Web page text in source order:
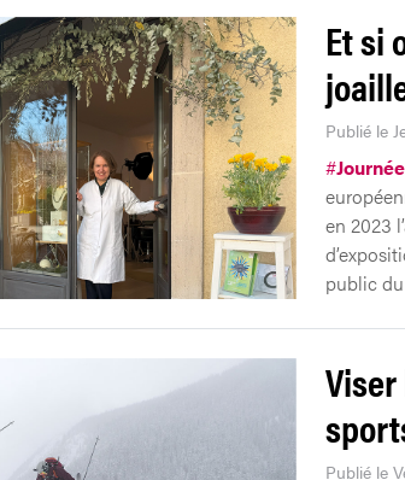
Et si
Publié le
#
en 2023
public
Publié le